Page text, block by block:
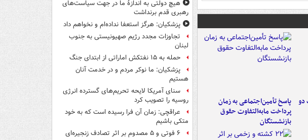
دو
پاسخ تأمین‌اجتماعی به زمان
پرداخت مابه‌التفاوت حقوق
بازنشستگان
هیچ دولتی به اندازۀ ما در جهت سیاست‌های
رهبری قدم برنداشت
پزشکیان: هرگز استعفا نداده‌ام و نخواهم داد
تجاوزات مجدد رژیم صهیونیستی به جنوب
لبنان
حمله به ۱۵ نفتکش‌ اماراتی از ابتدای جنگ
پزشکیان: ما نوکر مردم و در خدمت آنان
هستیم
سنای آمریکا لایحه تحریم‌های گسترده انرژی
روسیه را تصویب کرد
عراقچی: زمان آن فرا رسیده است که به خود
متکی باشیم
۶ فوتی و ۵ مصدوم بر اثر تصادف زنجیره‌ای